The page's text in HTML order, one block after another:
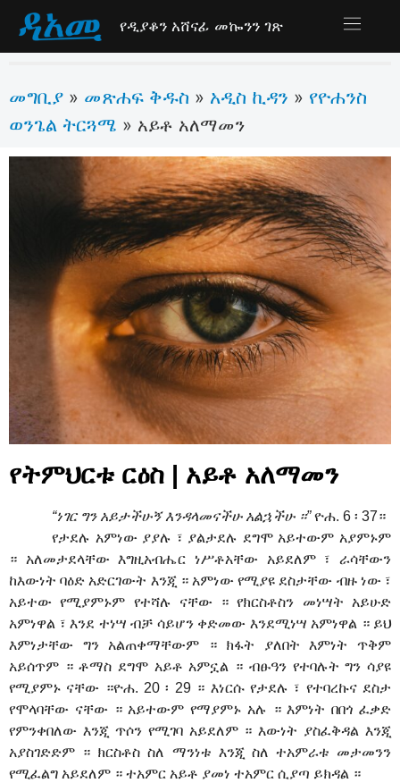
የዲያቆን አሸናፊ መኰንን ገጽ
መግቢያ » መጽሐፍ ቅዱስ » አዲስ ኪዳን » የዮሐንስ
ወንጌል ትርጓሜ » አይቶ አለማመን
የትምህርቱ ርዕስ | አይቶ አለማመን
“ነገር ግን አይታችሁኝ እንዳላመናችሁ አልኋችሁ ።”ዮሐ. 6 ፡ 37።
የታደሉ አምነው ያያሉ ፣ ያልታደሉ ደግሞ አይተውም አያምኑም
። አለመታደላቸው እግዚአብሔር ነሥቶአቸው አይደለም ፣ ራሳቸውን
ከእውነት ባዕድ አድርገውት እንጂ ። አምነው የሚያዩ ደስታቸው ብዙ ነው ፣
አይተው የሚያምኑም የተሻሉ ናቸው ። የክርስቶስን መነሣት አይሁድ
አምነዋል ፣ እንደ ተነሣ ብቻ ሳይሆን ቀድመው እንደሚነሣ አምነዋል ። ይህ
እምነታቸው ግን አልጠቀማቸውም ። ክፋት ያለበት እምነት ጥቅም
አይሰጥም ። ቶማስ ደግሞ አይቶ አምኗል ። ብፁዓን የተባሉት ግን ሳያዩ
የሚያምኑ ናቸው ።ዮሐ. 20 ፡ 29 ። እነርሱ የታደሉ ፣ የተባረኩና ደስታ
የሞላባቸው ናቸው ። አይተውም የማያምኑ አሉ ። እምነት በበጎ ፈቃድ
የምንቀበለው እንጂ ጥሶን የሚገባ አይደለም ። እውነት ያስፈቅዳል እንጂ
አያስገድድም ። ክርስቶስ ስለ ማንነቱ እንጂ ስለ ተአምራቱ መታመንን
የሚፈልግ አይደለም ። ተአምር አይቶ ያመነ ተአምር ሲያጣ ይክዳል ።